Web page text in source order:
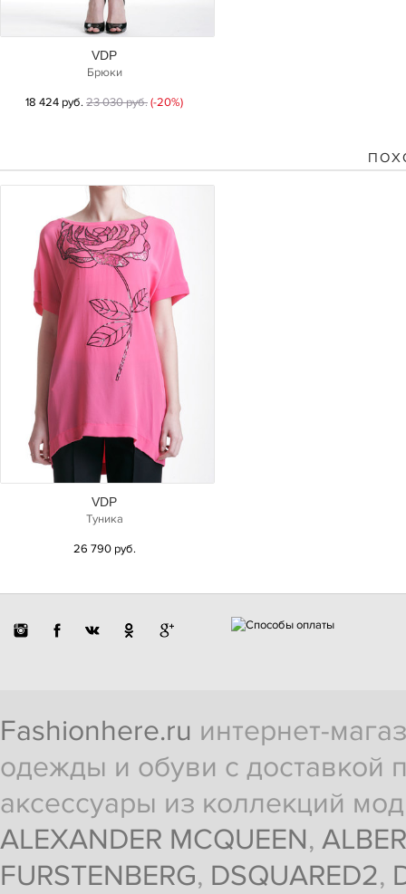
VDP
Брюки
18 424 руб.23 030 руб.(-20%)
VDP
Туника
26 790 руб.
Fashionhere.ru интернет-
одежды и обуви с доставкой
аксессуары из коллекций
ALEXANDER MCQUEEN,
FURSTENBERG, DSQUARED2,